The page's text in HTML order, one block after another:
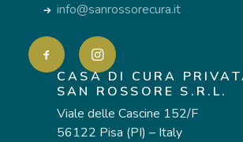
info@sanrossorecura.it
CASA DI CURA
SAN ROSSORE S.R.L.
Viale delle Cascine 152/F
56122 Pisa (PI) – Italy